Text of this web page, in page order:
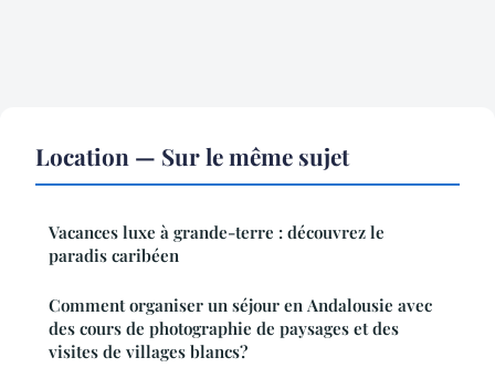
Location — Sur le même sujet
Vacances luxe à grande-terre : découvrez le
paradis caribéen
Comment organiser un séjour en Andalousie avec
des cours de photographie de paysages et des
visites de villages blancs?